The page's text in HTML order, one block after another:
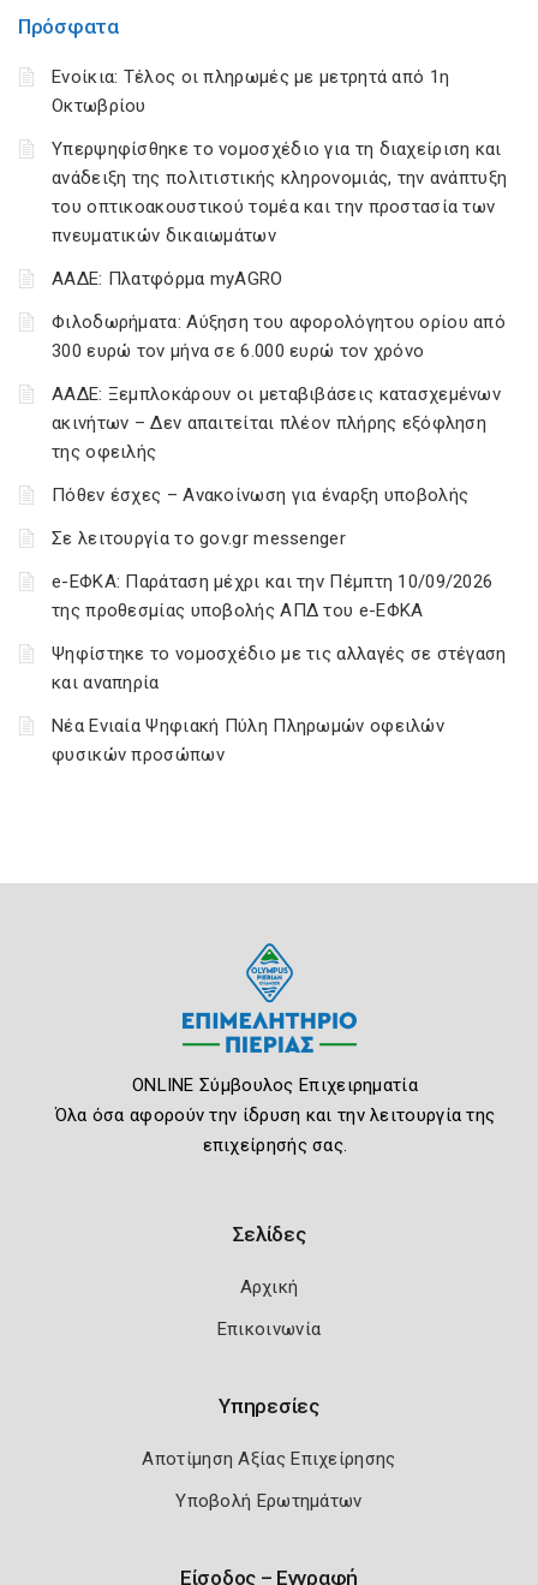
Πρόσφατα
Ενοίκια: Τέλος οι πληρωμές με μετρητά από 1η
Οκτωβρίου
Υπερψηφίσθηκε το νομοσχέδιο για τη διαχείριση και
ανάδειξη της πολιτιστικής κληρονομιάς, την ανάπτυξη
του οπτικοακουστικού τομέα και την προστασία των
πνευματικών δικαιωμάτων
ΑΑΔΕ: Πλατφόρμα myAGRO
Φιλοδωρήματα: Αύξηση του αφορολόγητου ορίου από
300 ευρώ τον μήνα σε 6.000 ευρώ τον χρόνο
ΑΑΔΕ: Ξεμπλοκάρουν οι μεταβιβάσεις κατασχεμένων
ακινήτων – Δεν απαιτείται πλέον πλήρης εξόφληση
της οφειλής
Πόθεν έσχες – Ανακοίνωση για έναρξη υποβολής
Σε λειτουργία το gov.gr messenger
e-ΕΦΚΑ: Παράταση μέχρι και την Πέμπτη 10/09/2026
της προθεσμίας υποβολής ΑΠΔ του e-ΕΦΚΑ
Ψηφίστηκε το νομοσχέδιο με τις αλλαγές σε στέγαση
και αναπηρία
Νέα Ενιαία Ψηφιακή Πύλη Πληρωμών οφειλών
φυσικών προσώπων
ONLINE Σύμβουλος Επιχειρηματία
Όλα όσα αφορούν την ίδρυση και την λειτουργία της
επιχείρησής σας.
Σελίδες
Αρχική
Επικοινωνία
Υπηρεσίες
Αποτίμηση Αξίας Επιχείρησης
Υποβολή Ερωτημάτων
Είσοδος – Εγγραφή